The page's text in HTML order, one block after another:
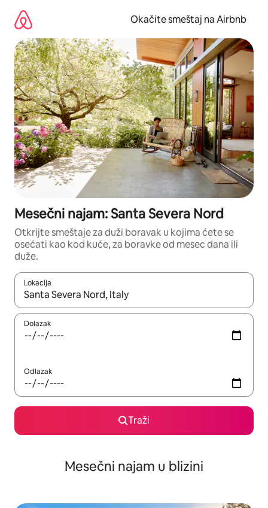
sadržaj
Okačite smeštaj na Airbnb
Mesečni najam: Santa Severa Nord
Otkrijte smeštaje za duži boravak u kojima ćete se
osećati kao kod kuće, za boravke od mesec dana ili
duže.
Lokacija
Kad su rezultati dostupni, možete da se krećete kroz njih
Dolazak
Odlazak
Traži
Mesečni najam u blizini